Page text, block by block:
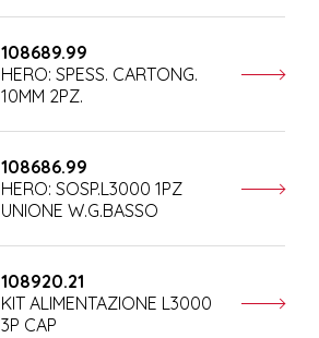
108689.99
HERO: SPESS. CARTONG.
10MM 2PZ.
108686.99
HERO: SOSP.L3000 1PZ
UNIONE W.G.BASSO
108920.21
KIT ALIMENTAZIONE L3000
3P CAP